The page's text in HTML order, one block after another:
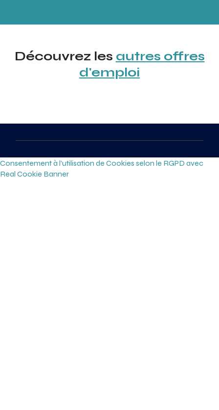
Découvrez les autres offres
d'emploi
Consentement à l'utilisation de Cookies selon le RGPD avec
Real Cookie Banner